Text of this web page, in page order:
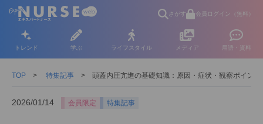
さがす 会員ログイン（無料）
トレンド 学ぶ ライフスタイル メディア 用語・資料
TOP 特集記事 頭蓋内圧亢進の基礎知識：原因・症状・観察ポイント
2026/01/14 会員限定 特集記事